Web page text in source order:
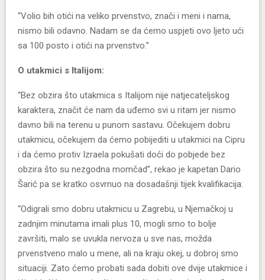
“Volio bih otići na veliko prvenstvo, znači i meni i nama,
nismo bili odavno. Nadam se da ćemo uspjeti ovo ljeto ući
sa 100 posto i otići na prvenstvo.”
O utakmici s Italijom:
“Bez obzira što utakmica s Italijom nije natjecateljskog
karaktera, značit će nam da uđemo svi u ritam jer nismo
davno bili na terenu u punom sastavu. Očekujem dobru
utakmicu, očekujem da ćemo pobijediti u utakmici na Cipru
i da ćemo protiv Izraela pokušati doći do pobjede bez
obzira što su nezgodna momčad”, rekao je kapetan Dario
Šarić pa se kratko osvrnuo na dosadašnji tijek kvalifikacija:
“Odigrali smo dobru utakmicu u Zagrebu, u Njemačkoj u
zadnjim minutama imali plus 10, mogli smo to bolje
završiti, malo se uvukla nervoza u sve nas, možda
prvenstveno malo u mene, ali na kraju okej, u dobroj smo
situaciji. Zato ćemo probati sada dobiti ove dvije utakmice i